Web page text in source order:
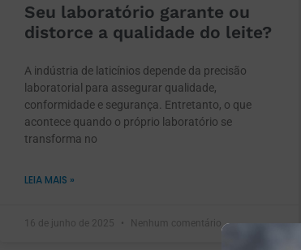
Seu laboratório garante ou
distorce a qualidade do leite?
A indústria de laticínios depende da precisão
laboratorial para assegurar qualidade,
conformidade e segurança. Entretanto, o que
acontece quando o próprio laboratório se
transforma no
LEIA MAIS »
16 de junho de 2025 Nenhum comentário